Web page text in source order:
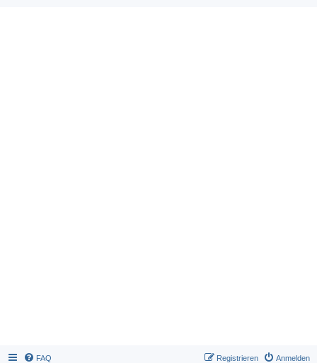
FAQ Anmelden
Registrieren